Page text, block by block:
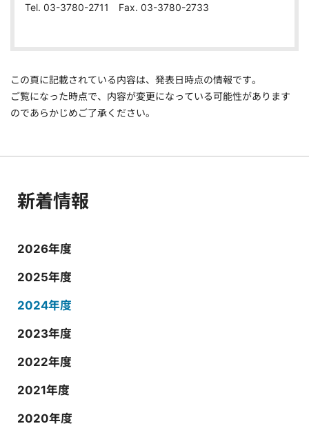
Tel. 03-3780-2711 Fax. 03-3780-2733
この頁に記載されている内容は、発表日時点の情報です。
ご覧になった時点で、内容が変更になっている可能性があります
のであらかじめご了承ください。
新着情報
2026年度
2025年度
2024年度
2023年度
2022年度
2021年度
2020年度